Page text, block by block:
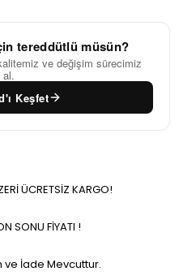
tereddütlü müsün?
ve değişim sürecimiz
al.
Keşfet
ÜCRETSİZ KARGO!
SONU FİYATI !
ve İade Mevcuttur.